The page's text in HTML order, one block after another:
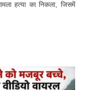
हत्या का निकला, जिसमें